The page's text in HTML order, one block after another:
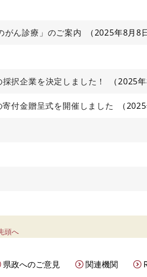
がん診療」のご案内 2025年8月8
択企業を決定しました！ 2025
付金贈呈式を開催しました
頭へ
県政へのご意見 関連機関